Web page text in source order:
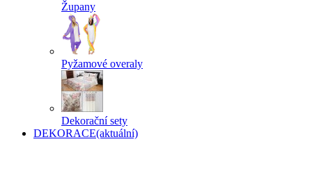
Župany
Pyžamové overaly
Dekorační sety
DEKORACE(aktuální)